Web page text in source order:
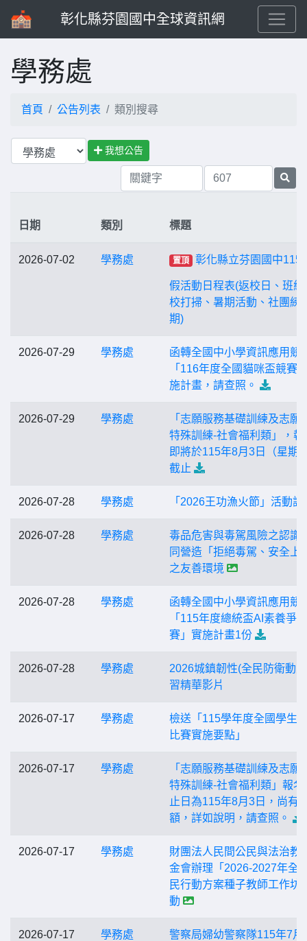
彰化縣芬園國中全球資訊網
學務處
首頁 公告列表 類別搜尋
我想公告
日期 類別 標題
2026-07-02 學務處 置頂 彰化縣立芬園國中115
假活動日程表(返校日、班級
校打掃、暑期活動、社團練
期)
2026-07-29 學務處
函轉全國中小學資訊應用競
「116年度全國貓咪盃競賽
施計畫，請查照。
2026-07-29 學務處
「志願服務基礎訓練及志願
特殊訓練-社會福利類」，報
即將於115年8月3日（星期
截止
2026-07-28 學務處 「2026王功漁火節」活動訊
2026-07-28 學務處
毒品危害與毒駕風險之認識
同營造「拒絕毒駕、安全上
之友善環境
2026-07-28 學務處
函轉全國中小學資訊應用競
「115年度總統盃AI素養爭霸
賽」實施計畫1份
2026-07-28 學務處
2026城鎮韌性(全民防衛動
習精華影片
2026-07-17 學務處
檢送「115學年度全國學生
比賽實施要點」
2026-07-17 學務處
「志願服務基礎訓練及志願
特殊訓練-社會福利類」報名
止日為115年8月3日，尚有
額，詳如說明，請查照。
2026-07-17 學務處
財團法人民間公民與法治教
金會辦理「2026-2027年全
民行動方案種子教師工作坊
動
2026-07-17 學務處
警察局婦幼警察隊115年7月